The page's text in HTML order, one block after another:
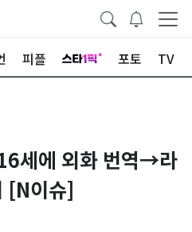
피플 포토 TV
세에 외화 번역→라
[N이슈]